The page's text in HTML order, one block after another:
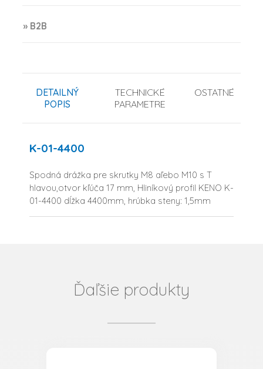
» B2B
DETAILNÝ
POPIS
TECHNICKÉ
PARAMETRE
OSTATNÉ
K-01-4400
Spodná drážka pre skrutky M8 aľebo M10 s T
hlavou,otvor kľúča 17 mm, Hliníkový profil KENO K-
01-4400 dĺžka 4400mm, hrúbka steny: 1,5mm
Ďaľšie produkty